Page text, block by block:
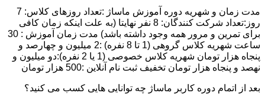
مدت زمان و شهریه دوره آموزش ماساژ :تعداد روزهای کلاس: 7
روز:تعداد شرکت کنندگان: 8 نفر نهایتا (به علت اینکه زمان کافی
برای تمرین و مرور همه وجود داشته باشد) مدت زمان آموزش : 30
ساعت شهریه کلاس گروهی (1 تا 8 نفره) :2 میلیون و چهارصد و
پنجاه هزار تومان شهریه کلاس خصوصی (1 یا 2 نفره):دو میلیون و
نهصد و پنجاه هزار تومان تخفیف ثبت نام آنلاین :500 هزار تومان
بعد از اتمام دوره کاربر ماساژ چه توانایی هایی کسب می کنید؟